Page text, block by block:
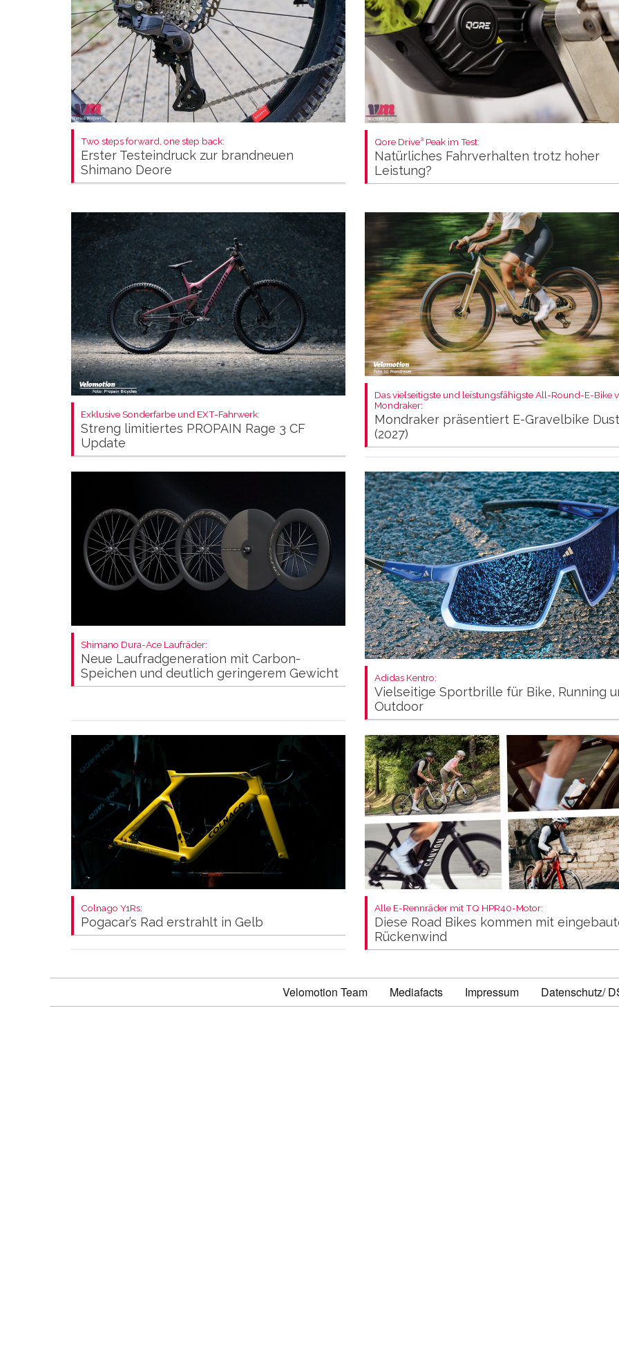
Two steps forward, one step back:
Erster Testeindruck zur brandneuen
Shimano Deore
Qore Drive³ Peak im Test:
Natürliches Fahrverhalten trotz hoher
Leistung?
Exklusive Sonderfarbe und EXT-Fahrwerk:
Streng limitiertes PROPAIN Rage 3 CF
Update
Das vielseitigste und leistungsfähigste All-Round-E-Bike
Mondraker:
Mondraker präsentiert E-Gravelbike
(2027)
Shimano Dura-Ace Laufräder:
Neue Laufradgeneration mit Carbon-
Speichen und deutlich geringerem Gewicht
Adidas Kentro:
Vielseitige Sportbrille für Bike, Running
Outdoor
Colnago Y1Rs:
Pogacar’s Rad erstrahlt in Gelb
Alle E-Rennräder mit TQ HPR40-Motor:
Diese Road Bikes kommen mit
Rückenwind
Velomotion Team Mediafacts Impressum Datenschutz/